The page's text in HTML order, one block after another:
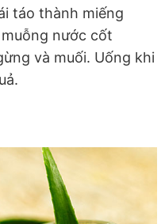
táo thành miếng
nước cốt
và muối. Uống khi